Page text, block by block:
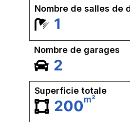
Nombre de salles de
1
Nombre de garages
2
Superficie totale
200m²